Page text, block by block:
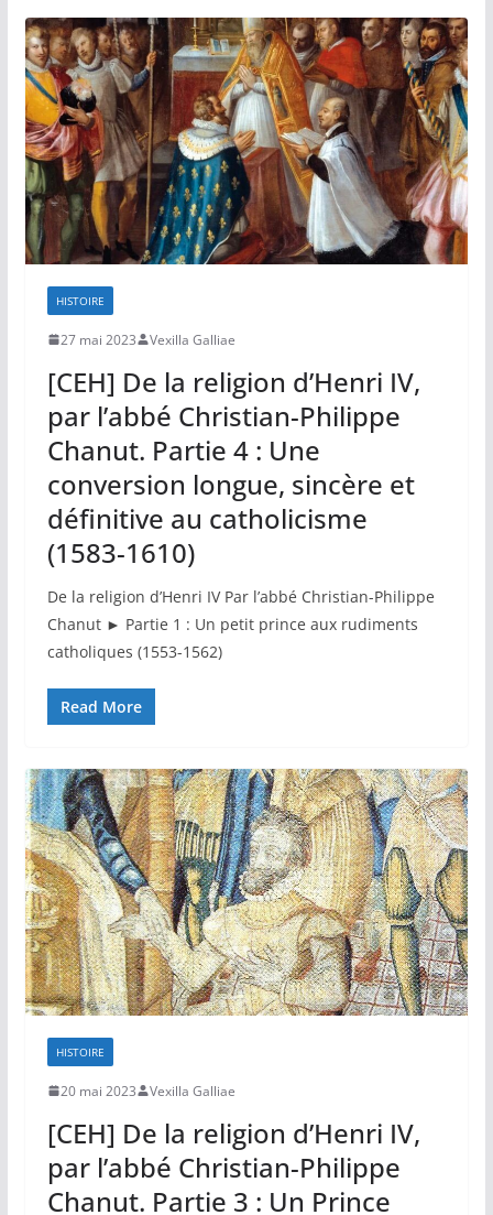
HISTOIRE
27 mai 2023 Vexilla Galliae
[CEH] De la religion d’Henri IV,
par l’abbé Christian-Philippe
Chanut. Partie 4 : Une
conversion longue, sincère et
définitive au catholicisme
(1583-1610)
De la religion d’Henri IV Par l’abbé Christian-Philippe
Chanut ► Partie 1 : Un petit prince aux rudiments
catholiques (1553-1562)
Read More
HISTOIRE
20 mai 2023 Vexilla Galliae
[CEH] De la religion d’Henri IV,
par l’abbé Christian-Philippe
Chanut. Partie 3 : Un Prince